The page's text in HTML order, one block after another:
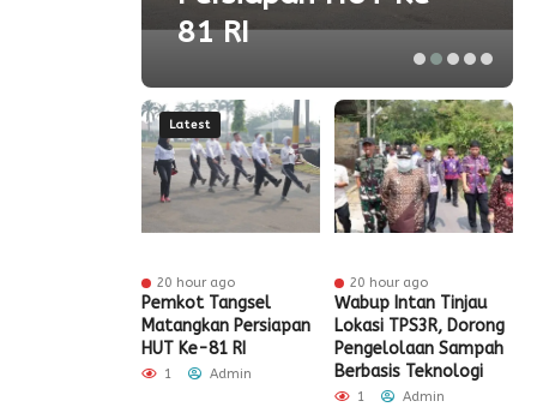
81 RI
Latest
20 hour ago
Pemkot Tangsel
Matangkan Persiapan
HUT Ke-81 RI
1 Admin
20 hour ago
Wabup Intan Tinjau
Lokasi TPS3R, Dorong
Pengelolaan Sampah
Berbasis Teknologi
1 Admin